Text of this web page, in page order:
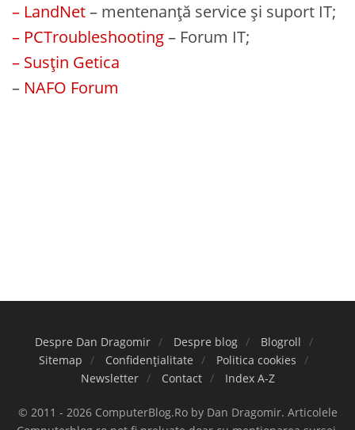
– LandNet– mentenanță service și suport IT;
– PCTroubleshooting– Forum IT;
– Susțin Getica
– NAFO Forum
Despre Dan Dragomir Despre blog
Blogroll
Sitemap
Confidențialitate
Politica cookies
Newsletter
Contact Index A-Z
© 2011 - 2026 ComputerBlog.Ro by Dan Dragomir. Articolele